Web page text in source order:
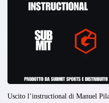
Uscito l’instructional di Manuel